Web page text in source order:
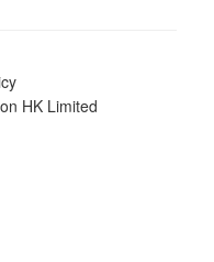
HK Limited